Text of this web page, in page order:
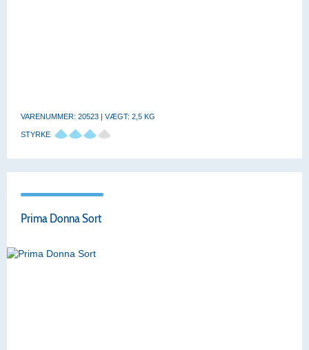
VARENUMMER: 20523 | VÆGT: 2,5 KG
STYRKE
Prima Donna Sort